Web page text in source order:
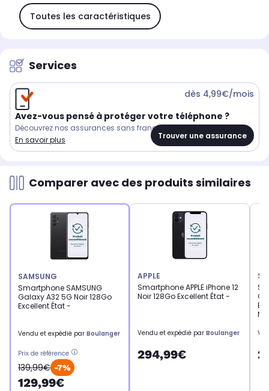
Toutes les caractéristiques
Services
Avez-vous pensé à protéger votre téléphone ?
Découvrez nos assurances sans franchise
En savoir plus
dès 4,99€/mois
Trouver une assurance
Comparer avec des produits similaires
SAMSUNG
Smartphone SAMSUNG
Galaxy A32 5G Noir 128Go
Excellent État -
Vendu et expédié par Boulanger
Prix de référence
139,99€ -7%
129,99€
APPLE
Smartphone APPLE iPhone 12
Noir 128Go Excellent État -
Vendu et expédié par Boulanger
294,99€